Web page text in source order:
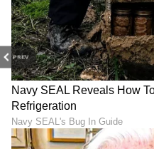
PREV
DOWNLOAD APP
RECOMMENDED STORIES